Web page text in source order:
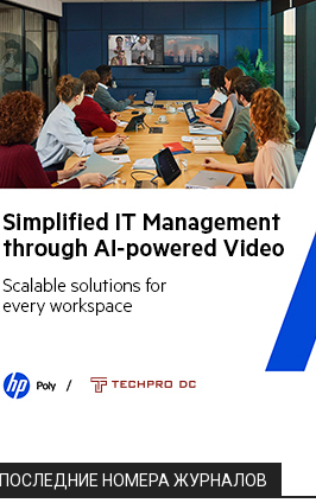
ПОСЛЕДНИЕ НОМЕРА ЖУРНАЛОВ